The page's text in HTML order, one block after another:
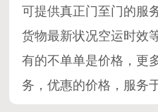
可提供真正门至门的服
货物最新状况空运时效
有的不单单是价格，更
务，优惠的价格，服务